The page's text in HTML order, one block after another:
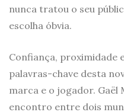
nunca tratou o seu
escolha óbvia.
Confiança, proximidade
palavras-chave desta
marca e o jogador. Gaël
encontro entre dois